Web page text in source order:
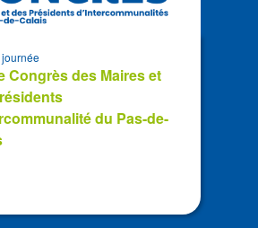
Congrès des Maires et
du Pas-de-
journée